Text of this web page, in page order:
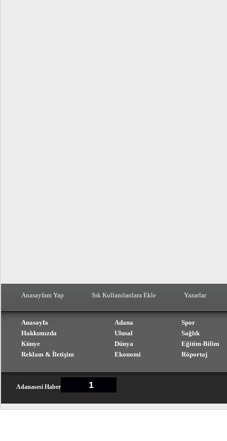
Anasayfam Yap Sık Kullanılanlara Ekle Yazarlar
Anasayfa
Hakkımızda
Künye
Reklam & İletişim
Adana
Ulusal
Dünya
Ekonomi
Spor
Sağlık
Eğitim-Bilim
Röportaj
Adanasesi Haber 1